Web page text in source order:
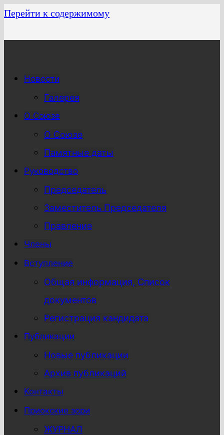
Перейти к содержимому
Новости
Галерея
О Союзе
О Союзе
Памятные даты
Руководство
Председатель
Заместитель Председателя
Правление
Члены
Вступление
Общая информация, Список
документов
Регистрация кандидата
Публикации
Новые публикации
Архив публикаций
Контакты
Приокские зори
ЖУРНАЛ